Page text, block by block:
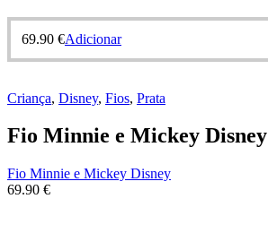
69.90 €Adicionar
Criança, Disney, Fios, Prata
Fio Minnie e Mickey Disney
Fio Minnie e Mickey Disney
69.90 €